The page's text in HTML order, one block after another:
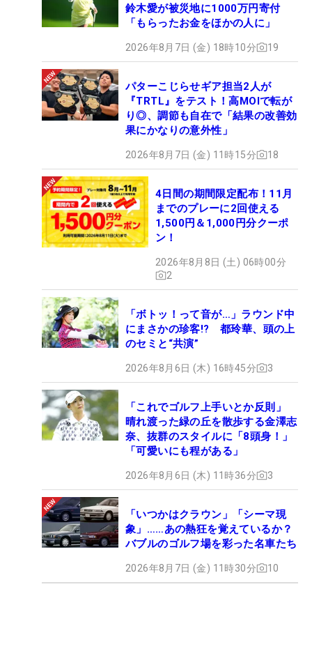
鈴木愛が被災地に1000万円寄付
「もらったお金をほかの人に」
2026年8月7日 (金) 18時10分 19
パターこじらせギア担当2人が
『TRTL』をテスト！高MOIで転が
り◎、調節も自在で「結果の改善効
果にかなりの意外性」
2026年8月7日 (金) 11時15分 18
4日間の期間限定配布！11月
までのプレーに2回使える
1,500円＆1,000円分クーポ
ン！
2026年8月8日 (土) 06時00分
2
「ボトッ！って音が…」ラウンド中
にまさかの珍客!? 都玲華、頭の上
のセミと“共演”
2026年8月6日 (木) 16時45分 3
「これでゴルフ上手いとか反則」
晴れ渡った緑の丘を散歩する金澤志
奈、抜群のスタイルに「8頭身！」
「可愛いにも程がある」
2026年8月6日 (木) 11時36分 3
「いつかはクラウン」「シーマ現
象」……あの熱狂を覚えているか？
バブルのゴルフ場を彩った名車たち
2026年8月7日 (金) 11時30分 10